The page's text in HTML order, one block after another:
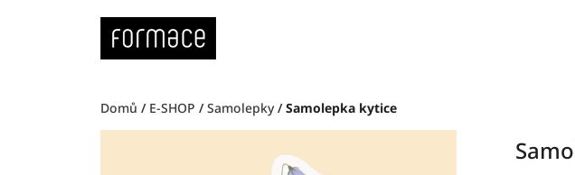
Domů / E-SHOP / Samolepky / Samolepka kytice